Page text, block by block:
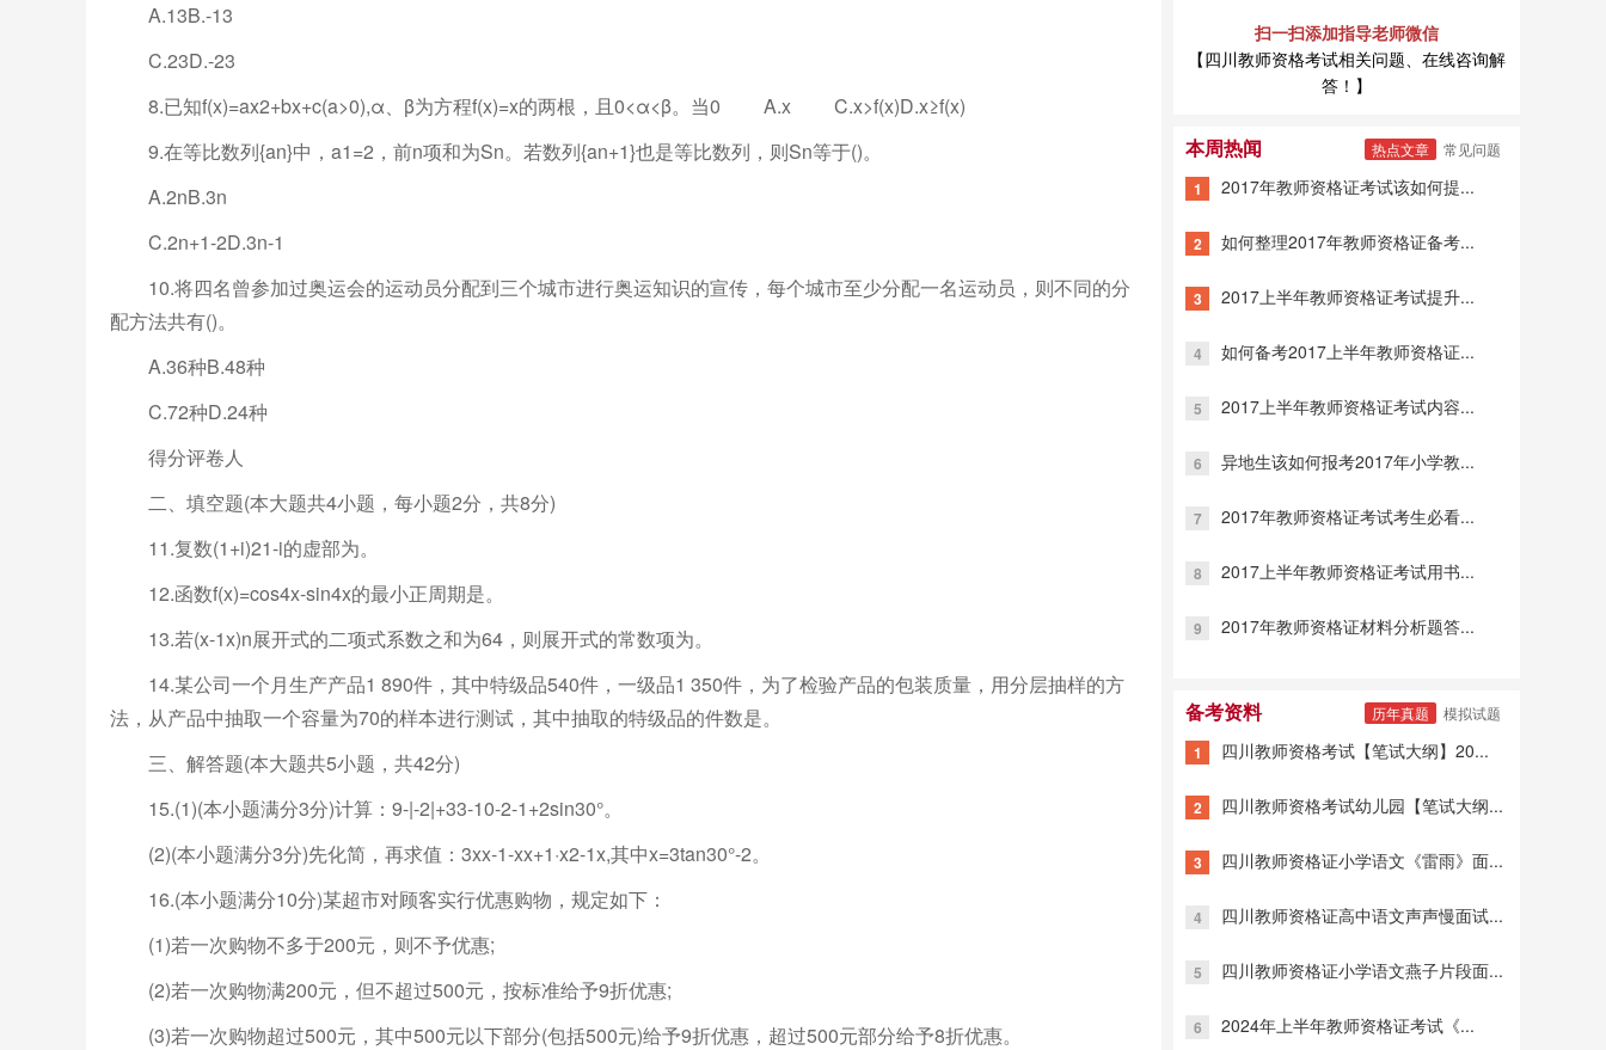
A.13B.-13
C.23D.-23
8.已知f(x)=ax2+bx+c(a>0),α、β为方程f(x)=x的两根，且0<α<β。当0 A.x C.x>f(x)D.x≥f(x)
9.在等比数列{an}中，a1=2，前n项和为Sn。若数列{an+1}也是等比数列，则Sn等于()。
A.2nB.3n
C.2n+1-2D.3n-1
10.将四名曾参加过奥运会的运动员分配到三个城市进行奥运知识的宣传，每个城市至少分配一名运动员，则不同的分
配方法共有()。
A.36种B.48种
C.72种D.24种
得分评卷人
二、填空题(本大题共4小题，每小题2分，共8分)
11.复数(1+i)21-i的虚部为。
12.函数f(x)=cos4x-sin4x的最小正周期是。
13.若(x-1x)n展开式的二项式系数之和为64，则展开式的常数项为。
14.某公司一个月生产产品1 890件，其中特级品540件，一级品1 350件，为了检验产品的包装质量，用分层抽样的方
法，从产品中抽取一个容量为70的样本进行测试，其中抽取的特级品的件数是。
三、解答题(本大题共5小题，共42分)
15.(1)(本小题满分3分)计算：9-|-2|+33-10-2-1+2sin30°。
(2)(本小题满分3分)先化简，再求值：3xx-1-xx+1·x2-1x,其中x=3tan30°-2。
16.(本小题满分10分)某超市对顾客实行优惠购物，规定如下：
(1)若一次购物不多于200元，则不予优惠;
(2)若一次购物满200元，但不超过500元，按标准给予9折优惠;
(3)若一次购物超过500元，其中500元以下部分(包括500元)给予9折优惠，超过500元部分给予8折优惠。
扫一扫添加指导老师微信
【四川教师资格考试相关问题、在线咨询解
答！】
本周热闻 热点文章 常见问题
1 2017年教师资格证考试该如何提...
2 如何整理2017年教师资格证备考...
3 2017上半年教师资格证考试提升...
4 如何备考2017上半年教师资格证...
5 2017上半年教师资格证考试内容...
6 异地生该如何报考2017年小学教...
7 2017年教师资格证考试考生必看...
8 2017上半年教师资格证考试用书...
9 2017年教师资格证材料分析题答...
备考资料 历年真题 模拟试题
1 四川教师资格考试【笔试大纲】20...
2 四川教师资格考试幼儿园【笔试大纲...
3 四川教师资格证小学语文《雷雨》面...
4 四川教师资格证高中语文声声慢面试...
5 四川教师资格证小学语文燕子片段面...
6 2024年上半年教师资格证考试《...